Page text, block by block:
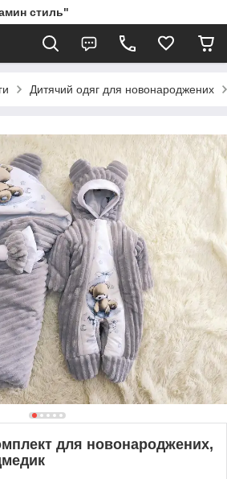
стиль"
Дитячий одяг для новонароджених
для новонароджених,